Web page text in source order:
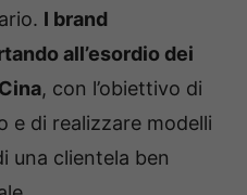
I brand
all’esordio dei
, con l’obiettivo di
e di realizzare modelli
una clientela ben